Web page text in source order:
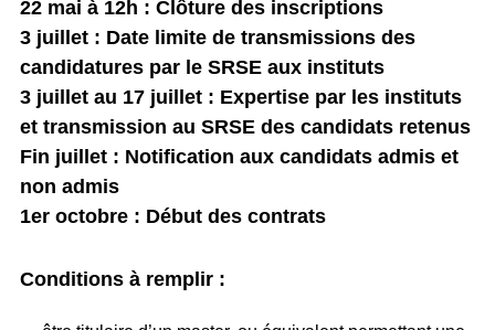
22 mai à 12h : Clôture des inscriptions
3 juillet : Date limite de transmissions des
candidatures par le SRSE aux instituts
3 juillet au 17 juillet : Expertise par les instituts
et transmission au SRSE des candidats retenus
Fin juillet : Notification aux candidats admis et
non admis
1er octobre : Début des contrats
Conditions à remplir :